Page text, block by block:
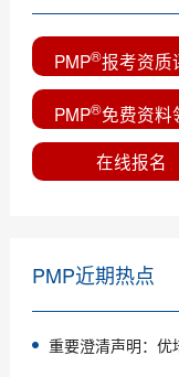
PMP®报考资质
PMP®免费资料
在线报名
PMP近期热点
重要澄清声明：优